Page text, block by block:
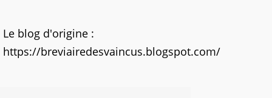
Le blog d'origine :
https://breviairedesvaincus.blogspot.com/